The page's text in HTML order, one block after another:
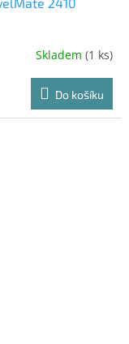
Skladem (1 ks)
Do košíku